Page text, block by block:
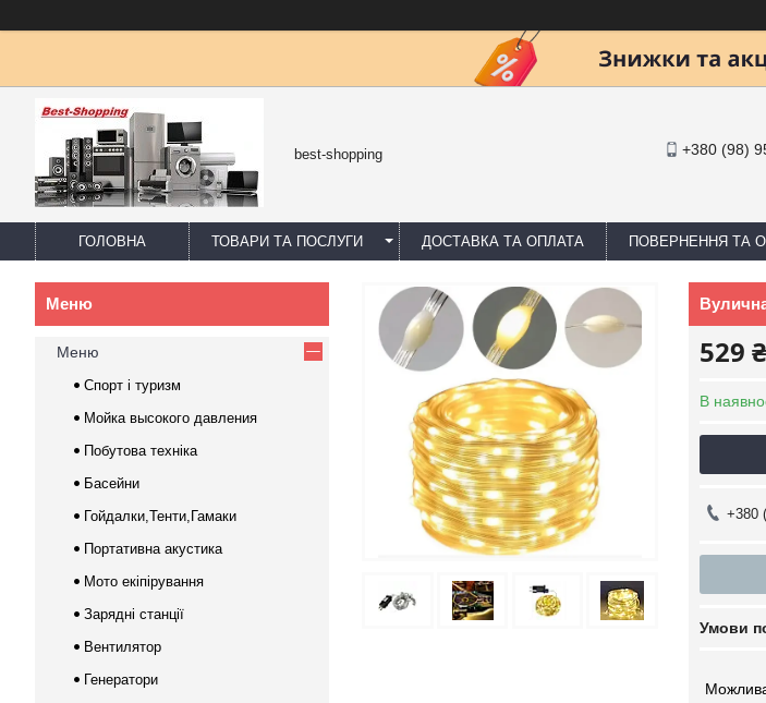
best-shopping +380 (98)
ГОЛОВНА ТОВАРИ ТА ПОСЛУГИ ДОСТАВКА ТА ОПЛАТА ПОВЕРНЕННЯ ТА
529 ₴
В
+380
Меню
Спорт і туризм
Мойка высокого давления
Побутова техніка
Басейни
Гойдалки,Тенти,Гамаки
Портативна акустика
Мото екіпірування
Зарядні станції
Вентилятор
Генератори